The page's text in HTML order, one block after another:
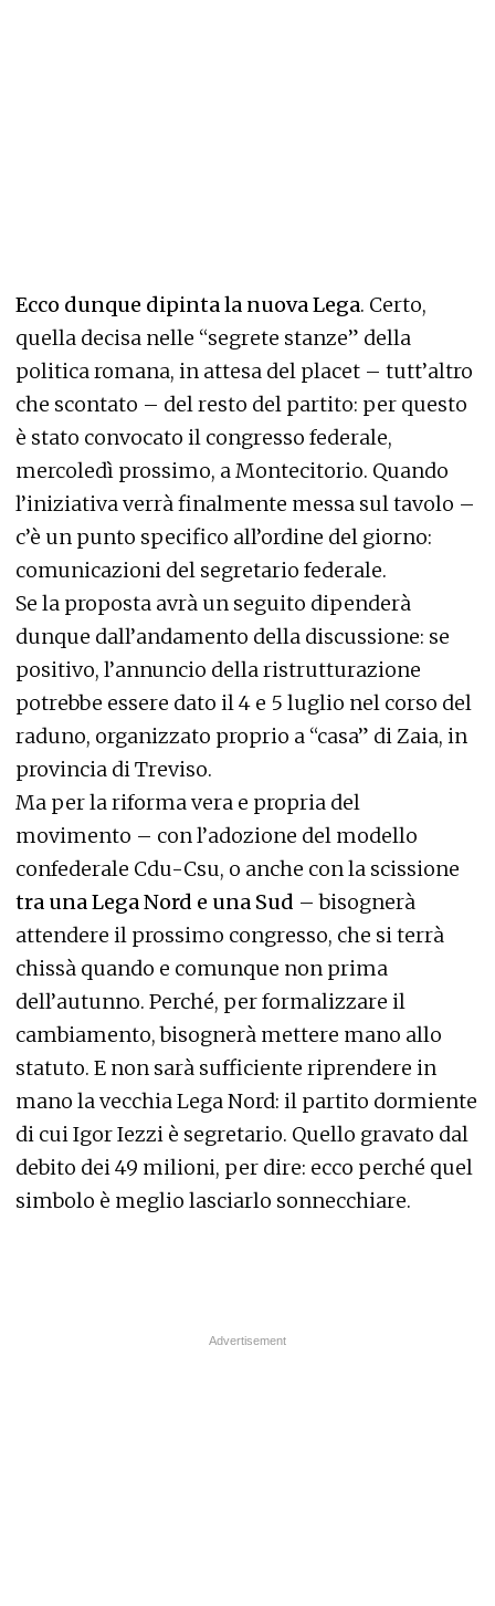
Ecco dunque dipinta la nuova Lega. Certo,
quella decisa nelle “segrete stanze” della
politica romana, in attesa del placet – tutt’altro
che scontato – del resto del partito: per questo
è stato convocato il congresso federale,
mercoledì prossimo, a Montecitorio. Quando
l’iniziativa verrà finalmente messa sul tavolo –
c’è un punto specifico all’ordine del giorno:
comunicazioni del segretario federale.
Se la proposta avrà un seguito dipenderà
dunque dall’andamento della discussione: se
positivo, l’annuncio della ristrutturazione
potrebbe essere dato il 4 e 5 luglio nel corso del
raduno, organizzato proprio a “casa” di Zaia, in
provincia di Treviso.
Ma per la riforma vera e propria del
movimento – con l’adozione del modello
confederale Cdu-Csu, o anche con la scissione
tra una Lega Nord e una Sud – bisognerà
attendere il prossimo congresso, che si terrà
chissà quando e comunque non prima
dell’autunno. Perché, per formalizzare il
cambiamento, bisognerà mettere mano allo
statuto. E non sarà sufficiente riprendere in
mano la vecchia Lega Nord: il partito dormiente
di cui Igor Iezzi è segretario. Quello gravato dal
debito dei 49 milioni, per dire: ecco perché quel
simbolo è meglio lasciarlo sonnecchiare.